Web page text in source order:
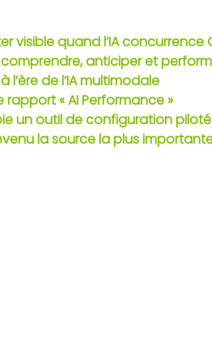
visible quand l’IA concurrence
anticiper et
de l’IA multimodale
« AI Performance »
un outil de configuration
la source la plus